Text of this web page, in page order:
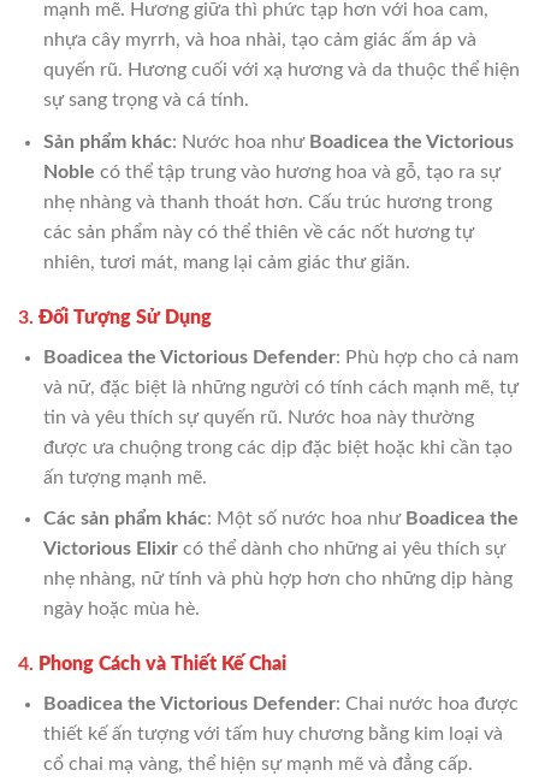
mạnh mẽ. Hương giữa thì phức tạp hơn với hoa cam,
nhựa cây myrrh, và hoa nhài, tạo cảm giác ấm áp và
quyến rũ. Hương cuối với xạ hương và da thuộc thể hiện
sự sang trọng và cá tính.
Sản phẩm khác: Nước hoa như Boadicea the Victorious
Noble có thể tập trung vào hương hoa và gỗ, tạo ra sự
nhẹ nhàng và thanh thoát hơn. Cấu trúc hương trong
các sản phẩm này có thể thiên về các nốt hương tự
nhiên, tươi mát, mang lại cảm giác thư giãn.
3. Đối Tượng Sử Dụng
Boadicea the Victorious Defender: Phù hợp cho cả nam
và nữ, đặc biệt là những người có tính cách mạnh mẽ, tự
tin và yêu thích sự quyến rũ. Nước hoa này thường
được ưa chuộng trong các dịp đặc biệt hoặc khi cần tạo
ấn tượng mạnh mẽ.
Các sản phẩm khác: Một số nước hoa như Boadicea the
Victorious Elixircó thể dành cho những ai yêu thích sự
nhẹ nhàng, nữ tính và phù hợp hơn cho những dịp hàng
ngày hoặc mùa hè.
4. Phong Cách và Thiết Kế Chai
Boadicea the Victorious Defender: Chai nước hoa được
thiết kế ấn tượng với tấm huy chương bằng kim loại và
cổ chai mạ vàng, thể hiện sự mạnh mẽ và đẳng cấp.